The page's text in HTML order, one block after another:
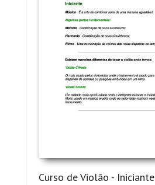
Curso de Violão - Iniciante